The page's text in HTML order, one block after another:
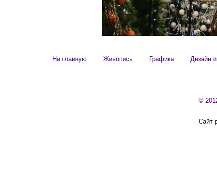
На главную Живопись Графика Дизайн
©
Сайт